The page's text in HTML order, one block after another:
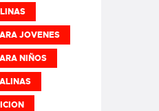
JOVENES
NIÑOS